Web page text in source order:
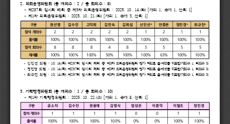
2. 의회운영위원회 (총 개의수 : 2 / 총 회의수 : 8)
- 제297회 임시회 폐회 중 제3차 의회운영위원회 : 2025. 10. 14.(화) [개의 1, 속개 1, 산회 1]
- 제1차 의회운영위원회 : 2025. 10. 21.(화) [개의 1, 속개 3, 산회 1]
구분 권선영 김수진 고덕희 김민숙 김희섭 신인선* 안중돈 정민경* 최규진*
참석 개의수 2 2 2 2 2 1 2 1 1
출석률 100% 100% 100% 100% 100% 100% 100% 100% 100%
참석 회의수 8 8 8 4 8 5 5 5 5
재석률 100% 100% 100% 50% 100% 100% 63% 100% 100%
신인선 의원 : 10. 14.(화) 제297회 임시회 폐회 중 제3차 의회운영위원회 청가 처리로 출· 재석률 미포함(개의수 1, 회의수 3)
정민경 의원 : 10. 14.(화) 제297회 임시회 폐회 중 제3차 의회운영위원회 청가 처리로 출·재석률 미포함(개의수 1, 회의수 3)
최규진 의원 : 10. 14.(화) 제297회 임시회 폐회 중 제3차 의회운영위원회 청가 처리로 출· 재석률 미포함(개의수 1, 회의수 3)
3. 기획행정위원회 (총 개의수 : 1 / 총 회의수 : 10)
- 제1차 기획행정위원회 : 2025. 10. 22.(수) [개의 1, 속개 8, 산회 1]
구분 공소자 김수진 권용재 김영식 엄성은 이종덕 이철조 정민경
참석 개의수 1 1 1 1 0 0 1 1
출석률 100% 100% 100% 100% 0% 0% 100% 100%